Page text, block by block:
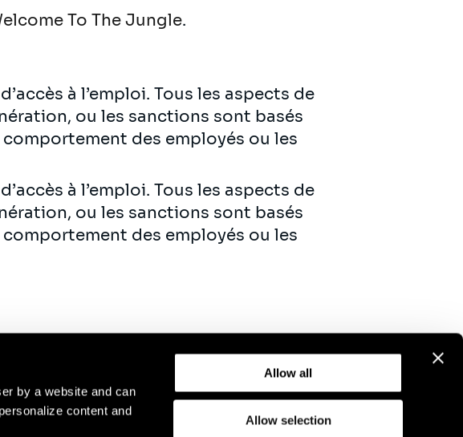
by a website and can
content and
Allow all
Allow selection
To The Jungle.
à l’emploi. Tous les aspects de
ou les sanctions sont basés
des employés ou les
à l’emploi. Tous les aspects de
ou les sanctions sont basés
des employés ou les